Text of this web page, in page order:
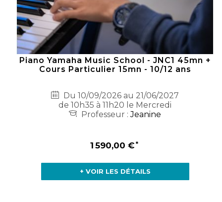
Piano Yamaha Music School - JNC1 45mn +
Cours Particulier 15mn - 10/12 ans
Du 10/09/2026 au 21/06/2027
de 10h35 à 11h20 le Mercredi
Professeur :Jeanine
1 590,00 €
+ VOIR LES DÉTAILS